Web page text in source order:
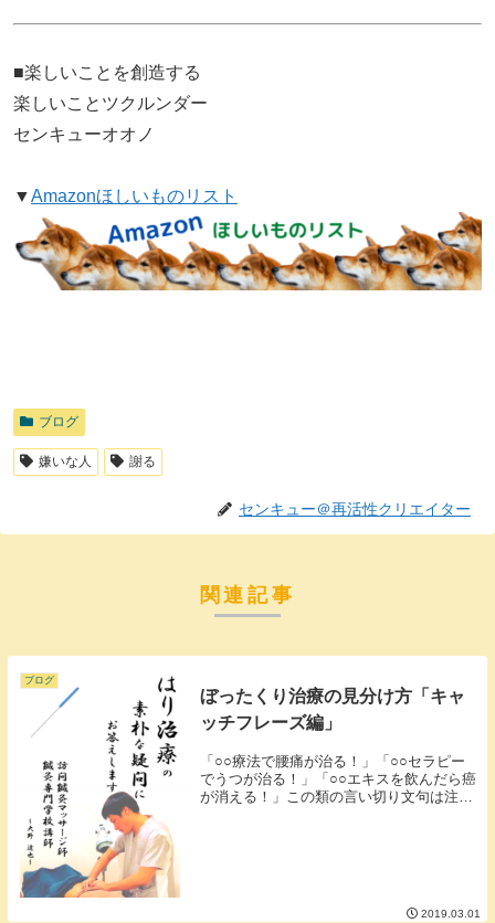
■楽しいことを創造する
楽しいことツクルンダー
センキューオオノ
▼Amazonほしいものリスト
ブログ
嫌いな人 謝る
センキュー＠再活性クリエイター
関連記事
ブログ
ぼったくり治療の見分け方「キャ
ッチフレーズ編」
「○○療法で腰痛が治る！」「○○セラピー
でうつが治る！」「○○エキスを飲んだら癌
が消える！」この類の言い切り文句は注意
2019.03.01